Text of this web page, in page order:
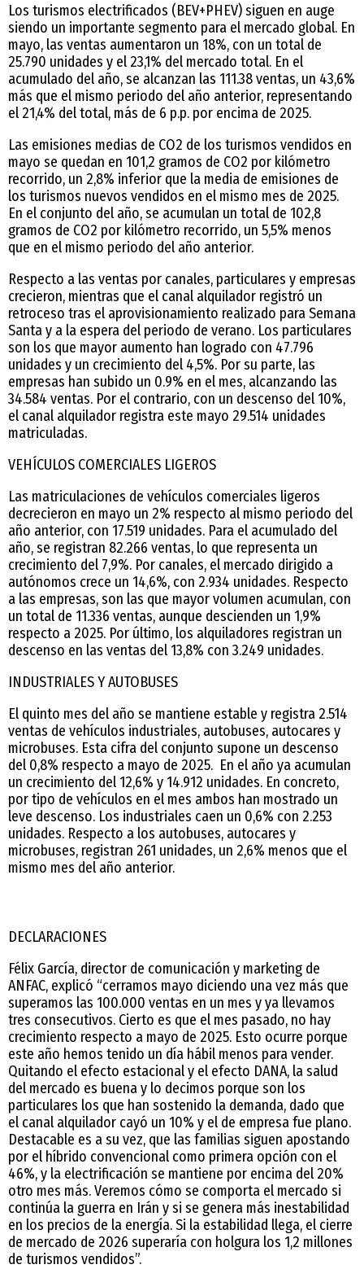
Los turismos electrificados (BEV+PHEV) siguen en auge
siendo un importante segmento para el mercado global. En
mayo, las ventas aumentaron un 18%, con un total de
25.790 unidades y el 23,1% del mercado total. En el
acumulado del año, se alcanzan las 111.38 ventas, un 43,6%
más que el mismo periodo del año anterior, representando
el 21,4% del total, más de 6 p.p. por encima de 2025.
Las emisiones medias de CO2 de los turismos vendidos en
mayo se quedan en 101,2 gramos de CO2 por kilómetro
recorrido, un 2,8% inferior que la media de emisiones de
los turismos nuevos vendidos en el mismo mes de 2025.
En el conjunto del año, se acumulan un total de 102,8
gramos de CO2 por kilómetro recorrido, un 5,5% menos
que en el mismo periodo del año anterior.
Respecto a las ventas por canales, particulares y empresas
crecieron, mientras que el canal alquilador registró un
retroceso tras el aprovisionamiento realizado para Semana
Santa y a la espera del periodo de verano. Los particulares
son los que mayor aumento han logrado con 47.796
unidades y un crecimiento del 4,5%. Por su parte, las
empresas han subido un 0.9% en el mes, alcanzando las
34.584 ventas. Por el contrario, con un descenso del 10%,
el canal alquilador registra este mayo 29.514 unidades
matriculadas.
VEHÍCULOS COMERCIALES LIGEROS
Las matriculaciones de vehículos comerciales ligeros
decrecieron en mayo un 2% respecto al mismo periodo del
año anterior, con 17.519 unidades. Para el acumulado del
año, se registran 82.266 ventas, lo que representa un
crecimiento del 7,9%. Por canales, el mercado dirigido a
autónomos crece un 14,6%, con 2.934 unidades. Respecto
a las empresas, son las que mayor volumen acumulan, con
un total de 11.336 ventas, aunque descienden un 1,9%
respecto a 2025. Por último, los alquiladores registran un
descenso en las ventas del 13,8% con 3.249 unidades.
INDUSTRIALES Y AUTOBUSES
El quinto mes del año se mantiene estable y registra 2.514
ventas de vehículos industriales, autobuses, autocares y
microbuses. Esta cifra del conjunto supone un descenso
del 0,8% respecto a mayo de 2025. En el año ya acumulan
un crecimiento del 12,6% y 14.912 unidades. En concreto,
por tipo de vehículos en el mes ambos han mostrado un
leve descenso. Los industriales caen un 0,6% con 2.253
unidades. Respecto a los autobuses, autocares y
microbuses, registran 261 unidades, un 2,6% menos que el
mismo mes del año anterior.
DECLARACIONES
Félix García, director de comunicación y marketing de
ANFAC, explicó “cerramos mayo diciendo una vez más que
superamos las 100.000 ventas en un mes y ya llevamos
tres consecutivos. Cierto es que el mes pasado, no hay
crecimiento respecto a mayo de 2025. Esto ocurre porque
este año hemos tenido un día hábil menos para vender.
Quitando el efecto estacional y el efecto DANA, la salud
del mercado es buena y lo decimos porque son los
particulares los que han sostenido la demanda, dado que
el canal alquilador cayó un 10% y el de empresa fue plano.
Destacable es a su vez, que las familias siguen apostando
por el híbrido convencional como primera opción con el
46%, y la electrificación se mantiene por encima del 20%
otro mes más. Veremos cómo se comporta el mercado si
continúa la guerra en Irán y si se genera más inestabilidad
en los precios de la energía. Si la estabilidad llega, el cierre
de mercado de 2026 superaría con holgura los 1,2 millones
de turismos vendidos”.